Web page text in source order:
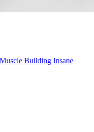
Muscle Building Insane